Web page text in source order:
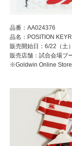
品番：AA024376
品名：POSITION
販売開始日：6/22（土）
販売店舗：試合会場ブ
※Goldwin Online Store